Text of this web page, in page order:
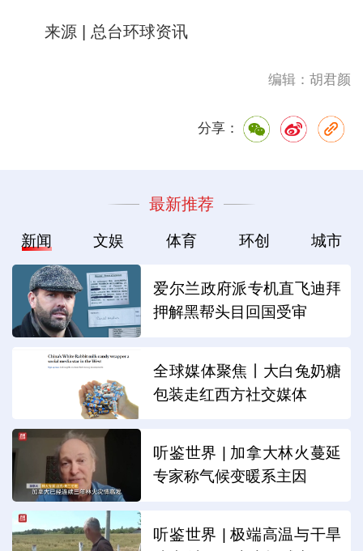
来源 | 总台环球资讯
编辑：胡君颜
分享：
最新推荐
新闻 文娱 体育 环创 城市
爱尔兰政府派专机直飞迪拜
押解黑帮头目回国受审
全球媒体聚焦丨大白兔奶糖
包装走红西方社交媒体
听鉴世界 | 加拿大林火蔓延
专家称气候变暖系主因
听鉴世界 | 极端高温与干旱